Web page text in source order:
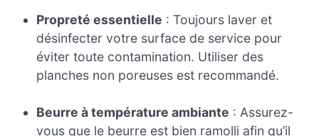
Propreté essentielle : Toujours laver et
désinfecter votre surface de service pour
éviter toute contamination. Utiliser des
planches non poreuses est recommandé.
Beurre à température ambiante : Assurez-
vous que le beurre est bien ramolli afin qu’il